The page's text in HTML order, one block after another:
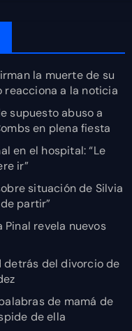
la muerte de su
reacciona a la noticia
supuesto abuso a
en plena fiesta
en el hospital: “Le
ir”
situación de Silvia
partir”
revela nuevos
detrás del divorcio de
de mamá de
de ella